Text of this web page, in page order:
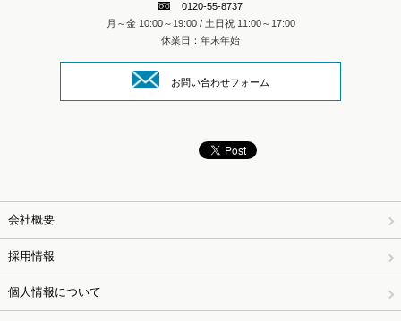
0120-55-8737
月～金 10:00～19:00 / 土日祝 11:00～17:00
休業日：年末年始
お問い合わせフォーム
会社概要
採用情報
個人情報について